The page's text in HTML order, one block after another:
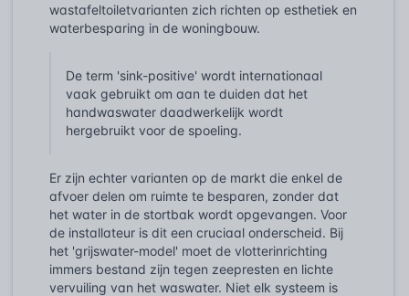
wastafeltoiletvarianten zich richten op esthetiek en
waterbesparing in de woningbouw.
De term 'sink-positive' wordt internationaal
vaak gebruikt om aan te duiden dat het
handwaswater daadwerkelijk wordt
hergebruikt voor de spoeling.
Er zijn echter varianten op de markt die enkel de
afvoer delen om ruimte te besparen, zonder dat
het water in de stortbak wordt opgevangen. Voor
de installateur is dit een cruciaal onderscheid. Bij
het 'grijswater-model' moet de vlotterinrichting
immers bestand zijn tegen zeepresten en lichte
vervuiling van het waswater. Niet elk systeem is